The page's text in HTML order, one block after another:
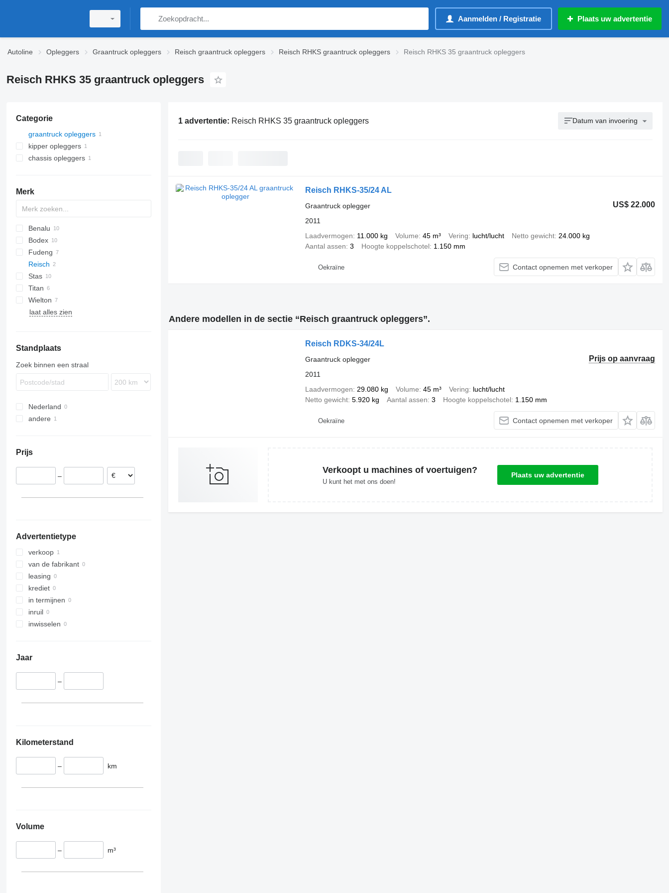
Aanmelden / Registratie Plaats uw advertentie
Autoline Opleggers Graantruck opleggers Reisch graantruck opleggers Reisch RHKS graantruck opleggers Reisch RHKS 35 graantruck opleggers
Reisch RHKS 35 graantruck opleggers
Categorie
graantruck opleggers
kipper opleggers
chassis opleggers
Merk
Benalu
C-series
Optiliner
T-series
Bodex
KIS
CHKS
DHKS
Fudeng
S-series
SK
MNL
Reisch
RHKS
RHKS 35
Stas
S-series
Titan
Wielton
NW
laat alles zien
Standplaats
Zoek binnen een straal
Nederland
andere
Prijs
–
Advertentietype
verkoop
van de fabrikant
leasing
krediet
in termijnen
inruil
inwisselen
Jaar
–
Kilometerstand
– km
Volume
– m³
1 advertentie: Reisch RHKS 35 graantruck opleggers Datum van invoering
Reisch RHKS-35/24 AL
US$ 22.000
Graantruck oplegger
2011
Laadvermogen
11.000 kg Volume 45 m³ Vering lucht/lucht Netto gewicht 24.000 kg
Aantal assen 3 Hoogte koppelschotel 1.150 mm
Oekraïne Contact opnemen met verkoper
Andere modellen in de sectie “Reisch graantruck opleggers”.
Reisch RDKS-34/24L
Prijs op aanvraag
Graantruck oplegger
2011
Laadvermogen
29.080 kg Volume 45 m³ Vering
lucht/lucht
Netto gewicht 5.920 kg Aantal assen 3 Hoogte koppelschotel 1.150 mm
Oekraïne Contact opnemen met verkoper
Verkoopt u machines of voertuigen?
U kunt het met ons doen!
Plaats uw advertentie